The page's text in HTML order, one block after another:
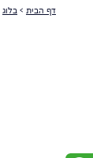
דף הבית >בלוג